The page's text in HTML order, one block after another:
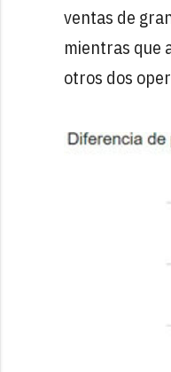
ventas de
mientras que
otros dos